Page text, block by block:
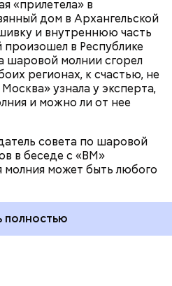
«прилетела» в
дом в Архангельской
и внутреннюю часть
в Республике
шаровой молнии сгорел
регионах, к счастью, не
узнала у эксперта,
и можно ли от нее
совета по шаровой
в беседе с «ВМ»
молния может быть любого
полностью